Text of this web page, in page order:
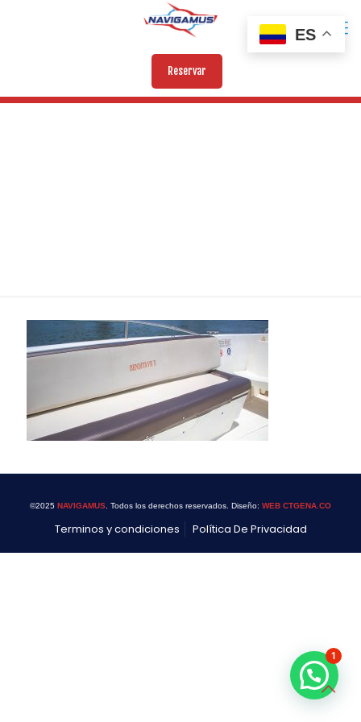
Reservar
©2025 NAVIGAMUS . Todos los derechos reservados. Diseño: WEB CTGENA.CO
Terminos y condiciones Política De Privacidad
ES
1